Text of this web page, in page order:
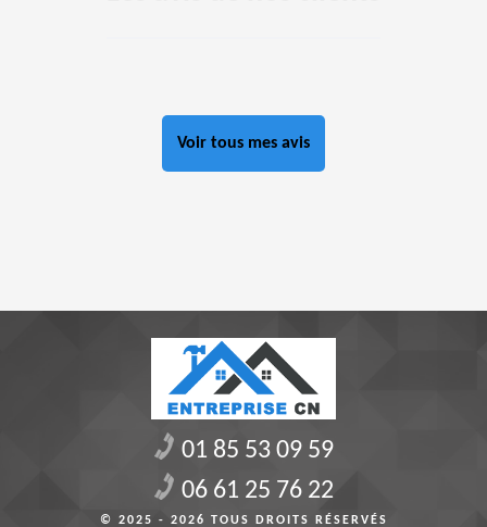
Voir tous mes avis
01 85 53 09 59
06 61 25 76 22
© 2025 - 2026 TOUS DROITS RÉSERVÉS